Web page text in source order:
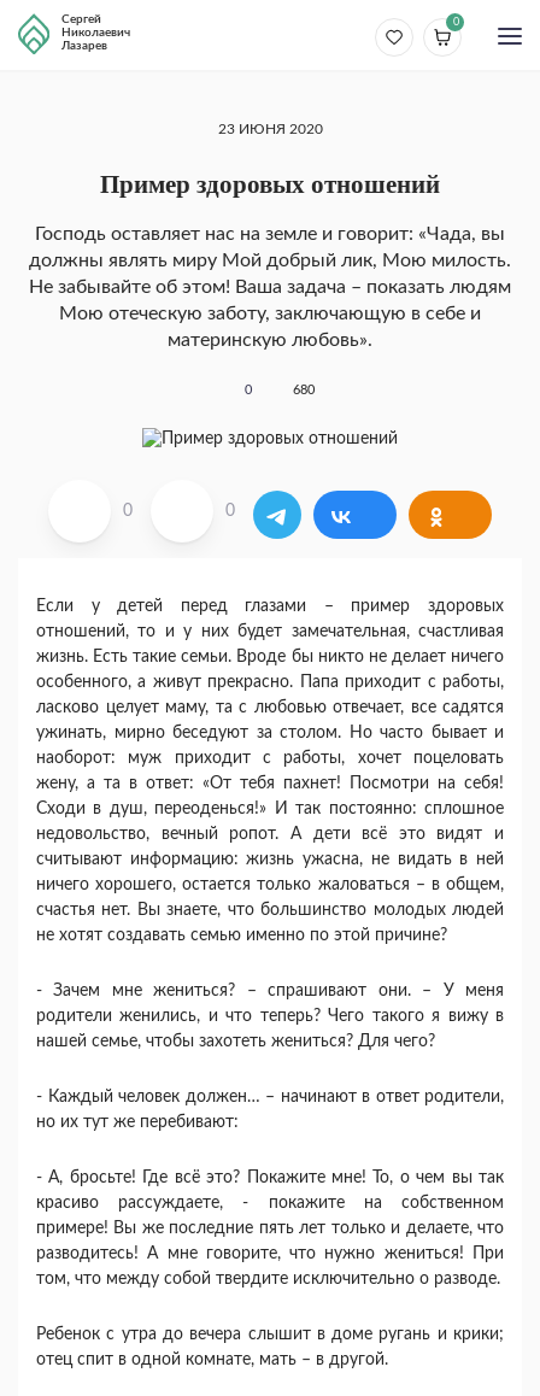
Сергей
Николаевич
Лазарев
0
23 ИЮНЯ 2020
Пример здоровых отношений
Господь оставляет нас на земле и говорит: «Чада, вы
должны являть миру Мой добрый лик, Мою милость.
Не забывайте об этом! Ваша задача – показать людям
Мою отеческую заботу, заключающую в себе и
материнскую любовь».
0 680
0 0
Если у детей перед глазами – пример здоровых
отношений, то и у них будет замечательная, счастливая
жизнь. Есть такие семьи. Вроде бы никто не делает ничего
особенного, а живут прекрасно. Папа приходит с работы,
ласково целует маму, та с любовью отвечает, все садятся
ужинать, мирно беседуют за столом. Но часто бывает и
наоборот: муж приходит с работы, хочет поцеловать
жену, а та в ответ: «От тебя пахнет! Посмотри на себя!
Сходи в душ, переоденься!» И так постоянно: сплошное
недовольство, вечный ропот. А дети всё это видят и
считывают информацию: жизнь ужасна, не видать в ней
ничего хорошего, остается только жаловаться – в общем,
счастья нет. Вы знаете, что большинство молодых людей
не хотят создавать семью именно по этой причине?
- Зачем мне жениться? – спрашивают они. – У меня
родители женились, и что теперь? Чего такого я вижу в
нашей семье, чтобы захотеть жениться? Для чего?
- Каждый человек должен… – начинают в ответ родители,
но их тут же перебивают:
- А, бросьте! Где всё это? Покажите мне! То, о чем вы так
красиво рассуждаете, - покажите на собственном
примере! Вы же последние пять лет только и делаете, что
разводитесь! А мне говорите, что нужно жениться! При
том, что между собой твердите исключительно о разводе.
Ребенок с утра до вечера слышит в доме ругань и крики;
отец спит в одной комнате, мать – в другой.